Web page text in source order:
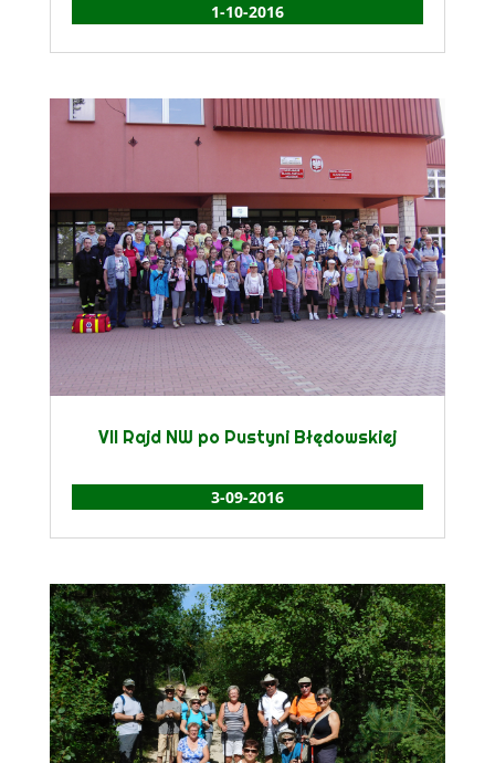
1-10-2016
VII Rajd NW po Pustyni Błędowskiej
3-09-2016